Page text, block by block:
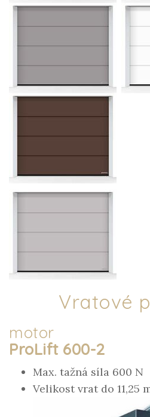
Vratové
motor
ProLift 600-2
Max. tažná síla 600 N
Velikost vrat do 11,25